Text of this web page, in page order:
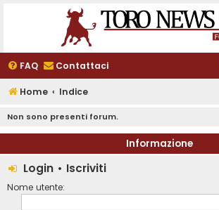
FAQ Contattaci
Home Indice
Non sono presenti forum.
Informazione
Login • Iscriviti
Nome utente: